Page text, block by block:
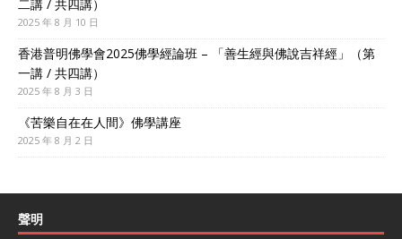
二講 / 共四講）
2025 年 8 月 10 日
香港普明佛學會2025佛學經論班 – 「善生經與佛說吉祥經」（第
一講 / 共四講）
2025 年 8 月 3 日
《苦樂自在在人間》佛學講座
2025 年 8 月 2 日
聲明